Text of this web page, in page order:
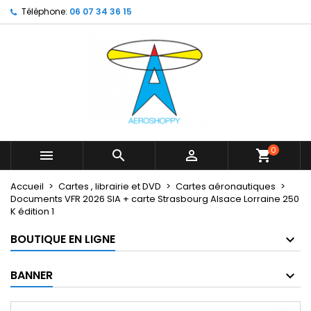
Téléphone: 06 07 34 36 15
   shopping_cart0
Accueil Cartes , librairie et DVD
Cartes aéronautiques
Documents VFR 2026 SIA + carte Strasbourg Alsace Lorraine 250
K édition 1
BOUTIQUE EN LIGNE
BANNER
My wishlists ×
Create new list
Créer une liste d'envies ×
Nom de la liste d'envies
Connexion ×
Vous devez être connecté pour ajouter des produits
Annuler